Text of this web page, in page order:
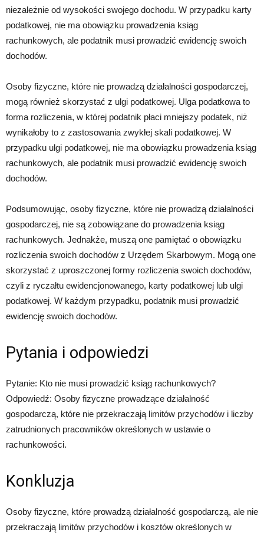
niezależnie od wysokości swojego dochodu. W przypadku karty
podatkowej, nie ma obowiązku prowadzenia ksiąg
rachunkowych, ale podatnik musi prowadzić ewidencję swoich
dochodów.
Osoby fizyczne, które nie prowadzą działalności gospodarczej,
mogą również skorzystać z ulgi podatkowej. Ulga podatkowa to
forma rozliczenia, w której podatnik płaci mniejszy podatek, niż
wynikałoby to z zastosowania zwykłej skali podatkowej. W
przypadku ulgi podatkowej, nie ma obowiązku prowadzenia ksiąg
rachunkowych, ale podatnik musi prowadzić ewidencję swoich
dochodów.
Podsumowując, osoby fizyczne, które nie prowadzą działalności
gospodarczej, nie są zobowiązane do prowadzenia ksiąg
rachunkowych. Jednakże, muszą one pamiętać o obowiązku
rozliczenia swoich dochodów z Urzędem Skarbowym. Mogą one
skorzystać z uproszczonej formy rozliczenia swoich dochodów,
czyli z ryczałtu ewidencjonowanego, karty podatkowej lub ulgi
podatkowej. W każdym przypadku, podatnik musi prowadzić
ewidencję swoich dochodów.
Pytania i odpowiedzi
Pytanie: Kto nie musi prowadzić ksiąg rachunkowych?
Odpowiedź: Osoby fizyczne prowadzące działalność
gospodarczą, które nie przekraczają limitów przychodów i liczby
zatrudnionych pracowników określonych w ustawie o
rachunkowości.
Konkluzja
Osoby fizyczne, które prowadzą działalność gospodarczą, ale nie
przekraczają limitów przychodów i kosztów określonych w